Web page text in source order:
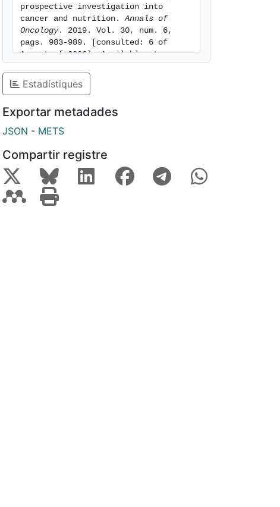
prospective investigation into
cancer and nutrition. Annals of
Oncology. 2019. Vol. 30, num. 6,
pags. 983-989. [consulted: 6 of
August of 2026]. Available at:
Estadístiques
Exportar metadades
JSON - METS
Compartir registre